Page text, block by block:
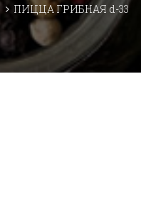
ПИЦЦА ГРИБНАЯ d-33